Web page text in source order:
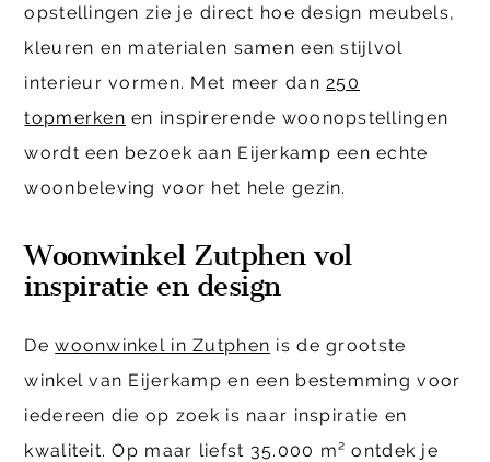
opstellingen zie je direct hoe design meubels,
kleuren en materialen samen een stijlvol
interieur vormen. Met meer dan 250
topmerken en inspirerende woonopstellingen
wordt een bezoek aan Eijerkamp een echte
woonbeleving voor het hele gezin.
Woonwinkel Zutphen vol
inspiratie en design
Dewoonwinkel in Zutphen is de grootste
winkel van Eijerkamp en een bestemming voor
iedereen die op zoek is naar inspiratie en
kwaliteit. Op maar liefst 35.000 m² ontdek je